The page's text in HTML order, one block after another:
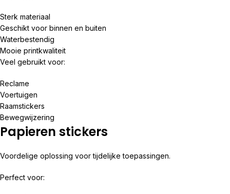
Sterk materiaal
Geschikt voor binnen en buiten
Waterbestendig
Mooie printkwaliteit
Veel gebruikt voor:
Reclame
Voertuigen
Raamstickers
Bewegwijzering
Papieren stickers
Voordelige oplossing voor tijdelijke toepassingen.
Perfect voor: